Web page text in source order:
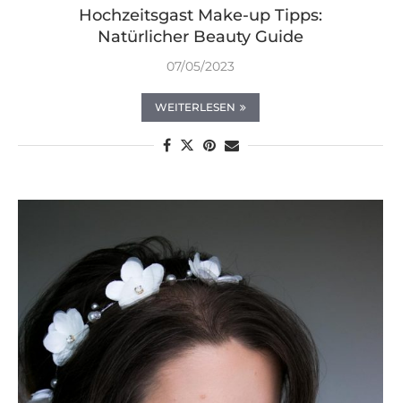
Hochzeitsgast Make-up Tipps:
Natürlicher Beauty Guide
07/05/2023
WEITERLESEN